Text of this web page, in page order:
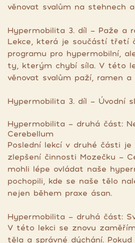
věnovat svalům na stehnech
Hypermobilita 3. díl - Paže a
Lekce, která je součástí třetí
programu pro hypermobilní,
ty, kterým chybí síla. V této
věnovat svalům paží, ramen
Hypermobilita 3. díl - Úvodní
Hypermobilita - druhá část:
Cerebellum
Poslední lekcí v druhé části je
zlepšení činnosti Mozečku -
mohli lépe ovládat naše
pochopili, kde se naše tělo
nejen během praxe ásan.
Hypermobilita - druhá část:
V této lekci se znovu
těla a správné dýchání.